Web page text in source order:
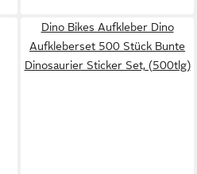
Dino Bikes Aufkleber Dino
Aufkleberset 500 Stück Bunte
Dinosaurier Sticker Set, (500tlg)